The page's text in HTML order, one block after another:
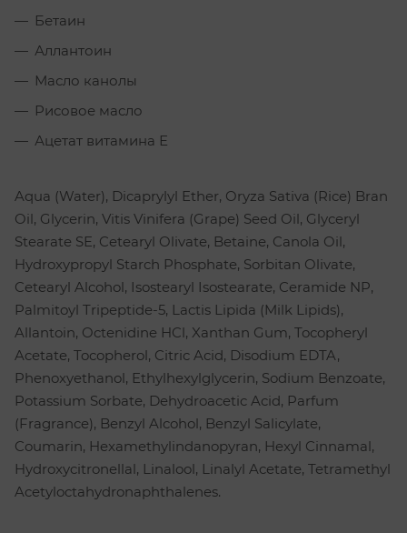
Бетаин
Аллантоин
Масло канолы
Рисовое масло
Ацетат витамина Е
Aqua (Water), Dicaprylyl Ether, Oryza Sativa (Rice) Bran
Oil, Glycerin, Vitis Vinifera (Grape) Seed Oil, Glyceryl
Stearate SE, Cetearyl Olivate, Betaine, Canola Oil,
Hydroxypropyl Starch Phosphate, Sorbitan Olivate,
Cetearyl Alcohol, Isostearyl Isostearate, Ceramide NP,
Palmitoyl Tripeptide-5, Lactis Lipida (Milk Lipids),
Allantoin, Octenidine HCl, Xanthan Gum, Tocopheryl
Acetate, Tocopherol, Citric Acid, Disodium EDTA,
Phenoxyethanol, Ethylhexylglycerin, Sodium Benzoate,
Potassium Sorbate, Dehydroacetic Acid, Parfum
(Fragrance), Benzyl Alcohol, Benzyl Salicylate,
Coumarin, Hexamethylindanopyran, Hexyl Cinnamal,
Hydroxycitronellal, Linalool, Linalyl Acetate, Tetramethyl
Acetyloctahydronaphthalenes.